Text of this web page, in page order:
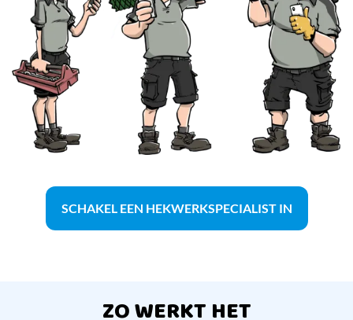
SCHAKEL EEN HEKWERKSPECIALIST IN
ZO WERKT HET